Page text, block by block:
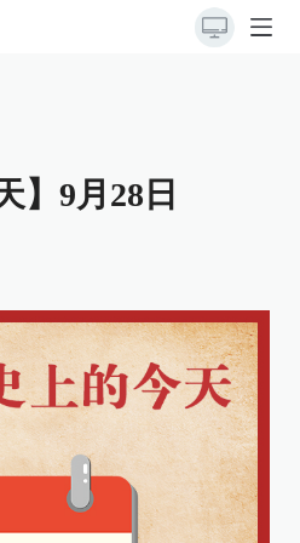
】9月28日